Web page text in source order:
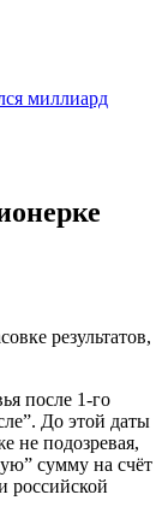
миллиард
результатов,
после 1-го
До этой даты
не подозревая,
сумму на счёт
российской